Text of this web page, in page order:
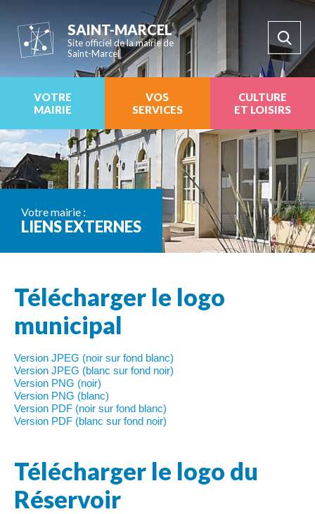
SAINT-MARCEL
Site officiel de la mairie de
Saint-Marcel
VOTRE
MAIRIE
VOS
SERVICES
CULTURE
ET LOISIRS
Votre mairie :
LIENS EXTERNES
Télécharger le logo
municipal
Version JPEG (noir sur fond blanc)
Version JPEG (blanc sur fond noir)
Version PNG (noir)
Version PNG (blanc)
Version PDF (noir sur fond blanc)
Version PDF (blanc sur fond noir)
Télécharger le logo du
Réservoir